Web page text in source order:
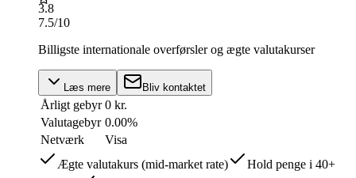
3.8
7.5/10
Billigste internationale overførsler og ægte valutakurser
Læs mere Bliv kontaktet
Årligt gebyr 0 kr.
Valutagebyr 0.00%
Netværk
Visa
Ægte valutakurs (mid-market rate)
Hold penge i 40+